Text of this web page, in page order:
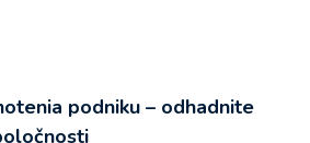
podniku – odhadnite